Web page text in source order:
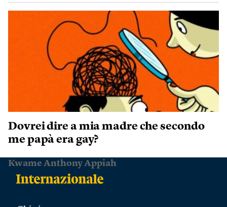
Dovrei dire a mia madre che secondo
me papà era gay?
Kwame Anthony Appiah